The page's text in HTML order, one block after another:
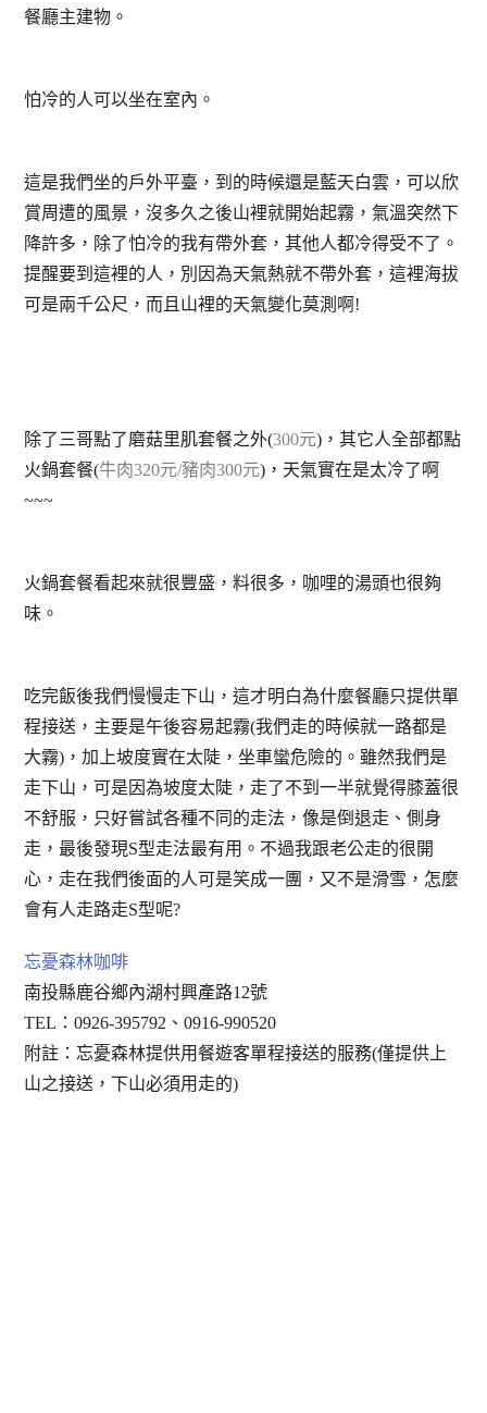
餐廳主建物。
怕冷的人可以坐在室內。
這是我們坐的戶外平臺，到的時候還是藍天白雲，可以欣
賞周遭的風景，沒多久之後山裡就開始起霧，氣溫突然下
降許多，除了怕冷的我有帶外套，其他人都冷得受不了。
提醒要到這裡的人，別因為天氣熱就不帶外套，這裡海拔
可是兩千公尺，而且山裡的天氣變化莫測啊!
除了三哥點了磨菇里肌套餐之外(300元)，其它人全部都點
火鍋套餐(牛肉320元/豬肉300元)，天氣實在是太冷了啊
~~~
火鍋套餐看起來就很豐盛，料很多，咖哩的湯頭也很夠
味。
吃完飯後我們慢慢走下山，這才明白為什麼餐廳只提供單
程接送，主要是午後容易起霧(我們走的時候就一路都是
大霧)，加上坡度實在太陡，坐車蠻危險的。雖然我們是
走下山，可是因為坡度太陡，走了不到一半就覺得膝蓋很
不舒服，只好嘗試各種不同的走法，像是倒退走、側身
走，最後發現S型走法最有用。不過我跟老公走的很開
心，走在我們後面的人可是笑成一團，又不是滑雪，怎麼
會有人走路走S型呢?
忘憂森林咖啡
南投縣鹿谷鄉內湖村興產路12號
TEL：0926-395792、0916-990520
附註：忘憂森林提供用餐遊客單程接送的服務(僅提供上
山之接送，下山必須用走的)